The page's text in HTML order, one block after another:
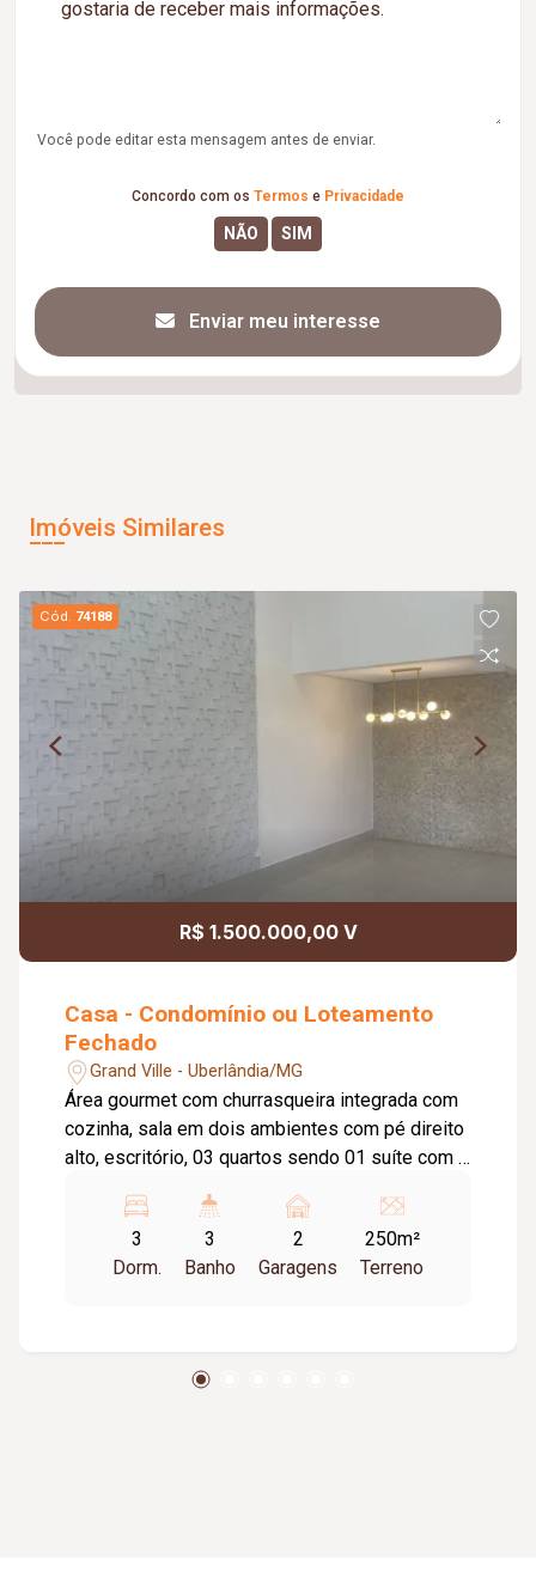
Você pode editar esta mensagem antes de enviar.
Concordo com os Termos e Privacidade
Enviar meu interesse
Imóveis Similares
Cód. 74188
R$ 1.500.000,00 V
Casa - Condomínio ou Loteamento
Fechado
Grand Ville - Uberlândia/MG
Área gourmet com churrasqueira integrada com
cozinha, sala em dois ambientes com pé direito
alto, escritório, 03 quartos sendo 01 suíte com ,
para 02 carros. Sala dois ambientes (TV/Jantar)
Lavabo Cozinha Despensa Lavanderia Área
gourmet com churrasqueira
3
Dorm.
3
Banho
2
Garagens
250m²
Terreno